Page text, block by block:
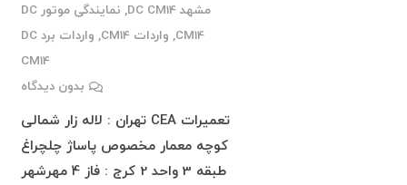
مشهد DC CM14
,
نمایندگی موتور DC
CM14
, واردات CM14 ,
واردات برد DC
CM14
بدون دیدگاه
تعمیرات CEA تهران : لاله زار شمالی
کوچه معمار مخصوص پاساژ چلچراغ
طبقه 3 واحد 2 کرج : فاز 4 مهرشهر